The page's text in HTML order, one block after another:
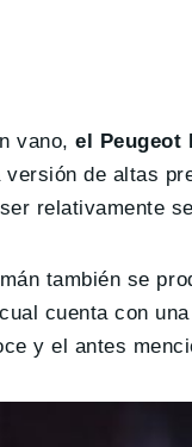
vano,el Peugeot
de altas
relativamente
también se
cuenta con
y el antes